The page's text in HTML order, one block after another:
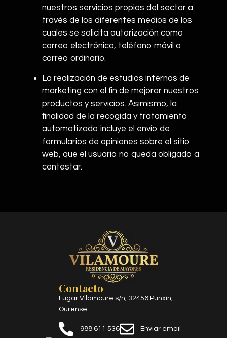
nuestros servicios propios del sector a
través de los diferentes medios de los
cuales se solicita autorización como
correo electrónico, teléfono móvil o
correo ordinario.
La realización de estudios internos de
marketing con el fin de mejorar nuestros
productos y servicios. Asimismo, la
finalidad de la recogida y tratamiento
automatizado incluye el envío de
formularios de opiniones sobre el sitio
web, que el usuario no queda obligado a
contestar.
Contacto
Lugar Vilamoure s/n, 32456 Punxín,
Ourense
988 611 536 Enviar email